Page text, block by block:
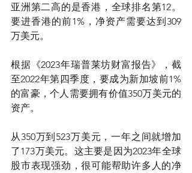
亚洲第二高的是香港，全球排名第12。
要进香港的前1%，净资产需要达到309
万美元。
根据《2023年瑞普莱坊财富报告》，截
至2022年第四季度，要成为新加坡前1%
的富豪，个人需要拥有价值350万美元的
资产。
从350万到523万美元，一年之间就增加
了173万美元。这主要是因为2023年全球
股市表现强劲，很可能帮助许多人的净